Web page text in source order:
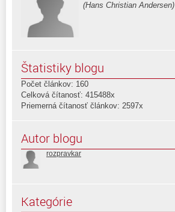
(Hans Christian Andersen)
Štatistiky blogu
Počet článkov: 160
Celková čítanosť: 415488x
Priemerná čítanosť článkov: 2597x
Autor blogu
rozpravkar
Kategórie